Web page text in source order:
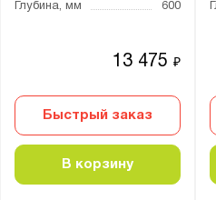
Глубина, мм
600
13 475₽
Быстрый заказ
В корзину
Профильная труба
Производитель: